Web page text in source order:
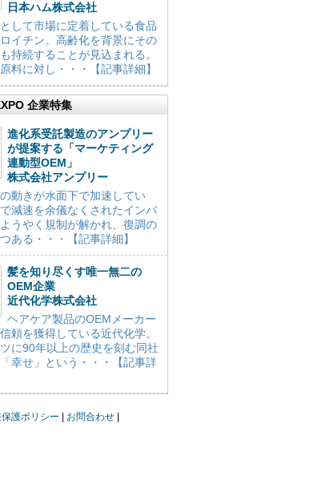
日本ハム株式会社
して市場に定着している食品
イチン。高齢化を背景にその
持続することが見込まれる。
料に対し・・・【記事詳細】
企業特集
進化系受託製造のアンプリー
が提案する「マーケティング
連動型OEM」
株式会社アンプリー
動きが水面下で加速してい
減速を余儀なくされたインバ
うやく規制が解かれ、復調の
ある・・・【記事詳細】
髪を知り尽くす唯一無二の
OEM企業
近代化学株式会社
ヘアケア製品のOEMメーカー
頼を獲得している近代化学。
に90年以上の歴史を刻む同社
幸せ」という・・・【記事詳
護ポリシー
お問合わせ